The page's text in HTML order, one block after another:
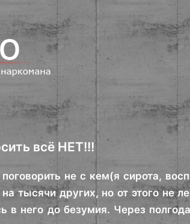
всё НЕТ!!!
не с кем(я сирота,
тысячи других, но от этого не
в него до безумия. Через